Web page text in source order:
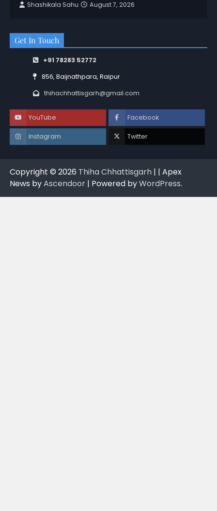
Shashikala Sahu
August 7, 2026
Get In Touch
+91 78283 52772
856, Baijnathpara, Raipur
thihachhattisgarh@gmail.com
YouTube Facebook
Instagram Twitter
Copyright © 2026 Thiha Chhattisgarh | | Apex
News byAscendoor | Powered byWordPress.